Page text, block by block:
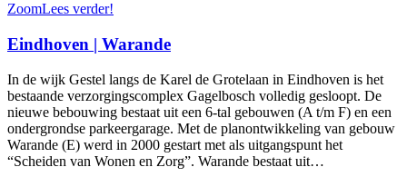
ZoomLees verder!
Eindhoven | Warande
In de wijk Gestel langs de Karel de Grotelaan in Eindhoven is het
bestaande verzorgingscomplex Gagelbosch volledig gesloopt. De
nieuwe bebouwing bestaat uit een 6-tal gebouwen (A t/m F) en een
ondergrondse parkeergarage. Met de planontwikkeling van gebouw
Warande (E) werd in 2000 gestart met als uitgangspunt het
“Scheiden van Wonen en Zorg”. Warande bestaat uit…